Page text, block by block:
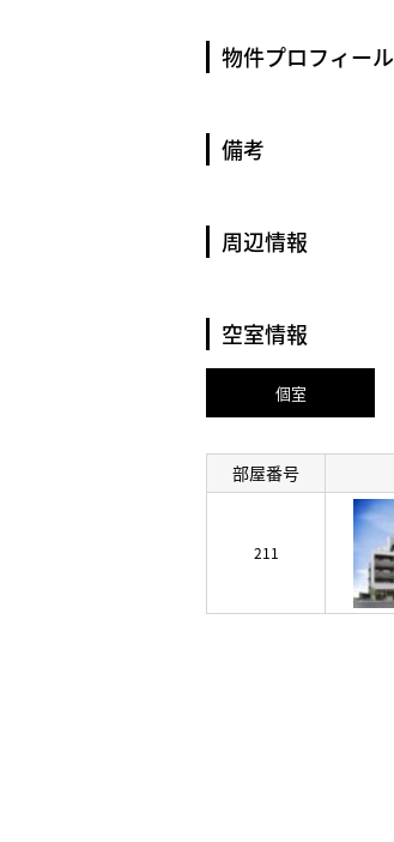
物件プロフィール
備考
周辺情報
空室情報
個室
部屋番号
211